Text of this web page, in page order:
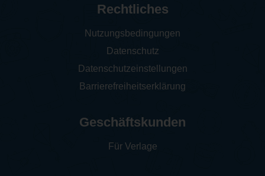
Rechtliches
Nutzungsbedingungen
Datenschutz
Datenschutzeinstellungen
Barrierefreiheitserklärung
Geschäftskunden
Für Verlage